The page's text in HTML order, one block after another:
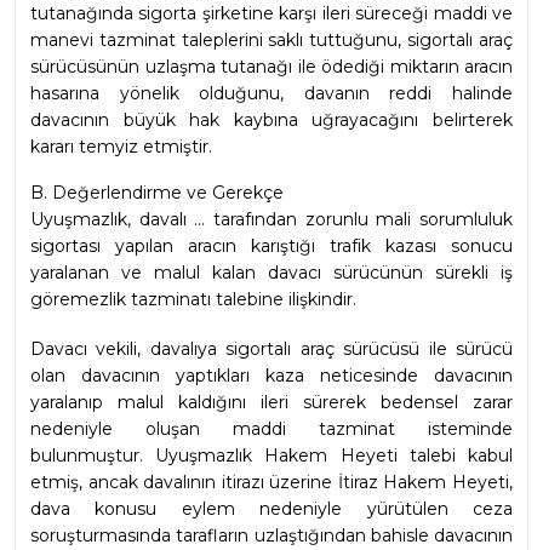
tutanağında sigorta şirketine karşı ileri süreceği maddi ve
manevi tazminat taleplerini saklı tuttuğunu, sigortalı araç
sürücüsünün uzlaşma tutanağı ile ödediği miktarın aracın
hasarına yönelik olduğunu, davanın reddi halinde
davacının büyük hak kaybına uğrayacağını belirterek
kararı temyiz etmiştir.
B. Değerlendirme ve Gerekçe
Uyuşmazlık, davalı ... tarafından zorunlu mali sorumluluk
sigortası yapılan aracın karıştığı trafik kazası sonucu
yaralanan ve malul kalan davacı sürücünün sürekli iş
göremezlik tazminatı talebine ilişkindir.
Davacı vekili, davalıya sigortalı araç sürücüsü ile sürücü
olan davacının yaptıkları kaza neticesinde davacının
yaralanıp malul kaldığını ileri sürerek bedensel zarar
nedeniyle oluşan maddi tazminat isteminde
bulunmuştur. Uyuşmazlık Hakem Heyeti talebi kabul
etmiş, ancak davalının itirazı üzerine İtiraz Hakem Heyeti,
dava konusu eylem nedeniyle yürütülen ceza
soruşturmasında tarafların uzlaştığından bahisle davacının